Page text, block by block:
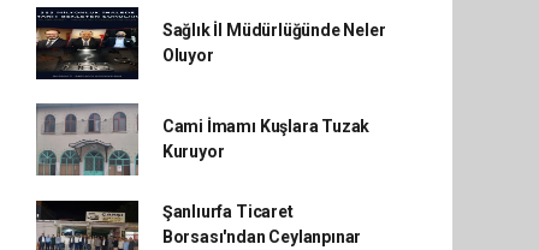
Sağlık İl Müdürlüğünde Neler
Oluyor
Cami İmamı Kuşlara Tuzak
Kuruyor
Şanlıurfa Ticaret
Borsası'ndan Ceylanpınar